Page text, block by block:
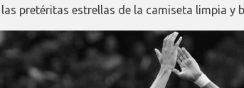
pretéritas estrellas de la camiseta limpia y